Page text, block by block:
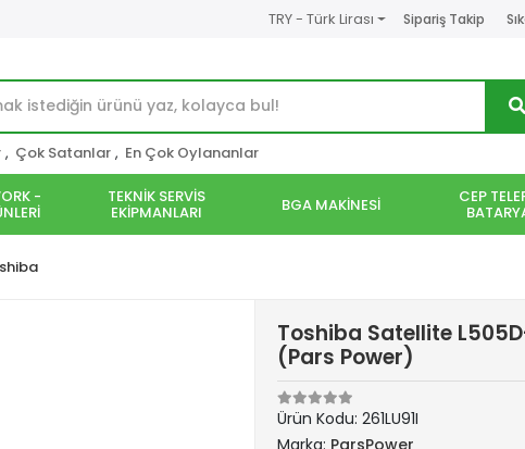
TRY - Türk Lirası Sipariş Takip
, Çok Satanlar , En Çok Oylananlar
- TEKNİK SERVİS
EKİPMANLARI BGA MAKİNESİ CEP
Toshiba Satellite
(Pars Power)
Ürün Kodu: 261LU91I
Marka: ParsPower